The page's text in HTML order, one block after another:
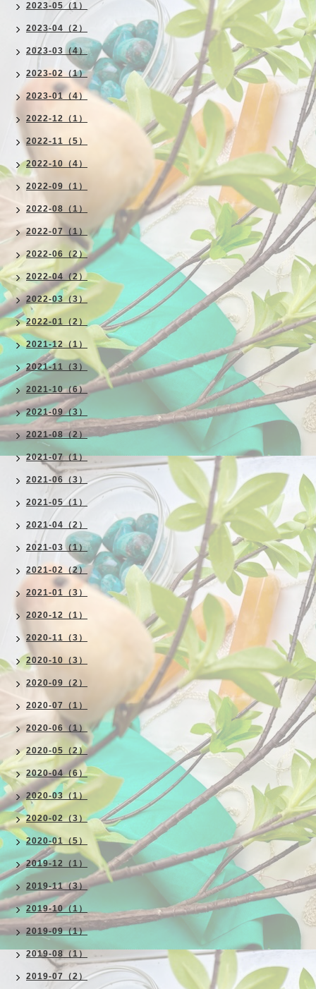
2023-05（1）
2023-04（2）
2023-03（4）
2023-02（1）
2023-01（4）
2022-12（1）
2022-11（5）
2022-10（4）
2022-09（1）
2022-08（1）
2022-07（1）
2022-06（2）
2022-04（2）
2022-03（3）
2022-01（2）
2021-12（1）
2021-11（3）
2021-10（6）
2021-09（3）
2021-08（2）
2021-07（1）
2021-06（3）
2021-05（1）
2021-04（2）
2021-03（1）
2021-02（2）
2021-01（3）
2020-12（1）
2020-11（3）
2020-10（3）
2020-09（2）
2020-07（1）
2020-06（1）
2020-05（2）
2020-04（6）
2020-03（1）
2020-02（3）
2020-01（5）
2019-12（1）
2019-11（3）
2019-10（1）
2019-09（1）
2019-08（1）
2019-07（2）